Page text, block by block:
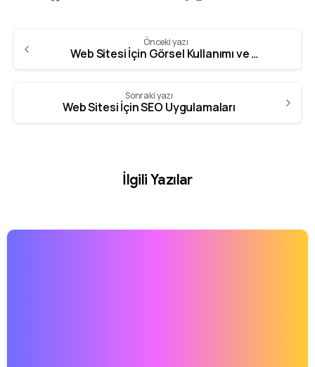
Önceki yazı
Web Sitesi İçin Görsel Kullanımı ve Önemi
Sonraki yazı
Web Sitesi İçin SEO Uygulamaları
İlgili Yazılar